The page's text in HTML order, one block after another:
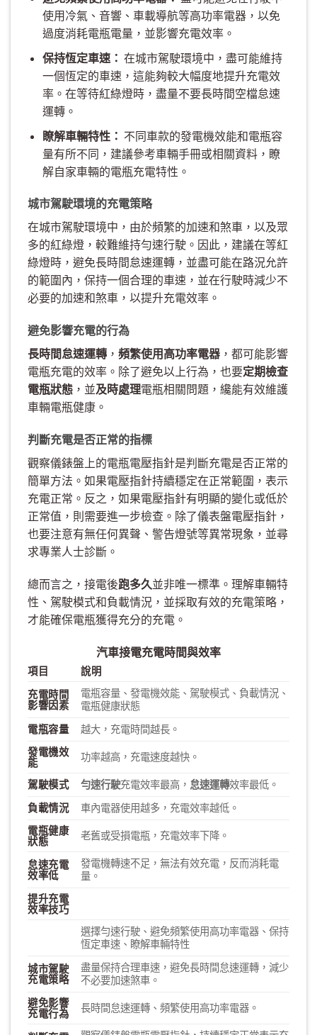
使用冷氣、音響、車載導航等高功率電器，以免
過度消耗電瓶電量，並影響充電效率。
保持恆定車速： 在城市駕駛環境中，盡可能維持
一個恆定的車速，這能夠較大幅度地提升充電效
率。在等待紅綠燈時，盡量不要長時間空檔怠速
運轉。
瞭解車輛特性： 不同車款的發電機效能和電瓶容
量有所不同，建議參考車輛手冊或相關資料，瞭
解自家車輛的電瓶充電特性。
城市駕駛環境的充電策略
在城市駕駛環境中，由於頻繁的加速和煞車，以及眾
多的紅綠燈，較難維持勻速行駛。因此，建議在等紅
綠燈時，避免長時間怠速運轉，並盡可能在路況允許
的範圍內，保持一個合理的車速，並在行駛時減少不
必要的加速和煞車，以提升充電效率。
避免影響充電的行為
長時間怠速運轉 ， 頻繁使用高功率電器 ，都可能影響
電瓶充電的效率。除了避免以上行為，也要定期檢查
電瓶狀態 ，並及時處理電瓶相關問題，纔能有效維護
車輛電瓶健康。
判斷充電是否正常的指標
觀察儀錶盤上的電瓶電壓指針是判斷充電是否正常的
簡單方法。如果電壓指針持續穩定在正常範圍，表示
充電正常。反之，如果電壓指針有明顯的變化或低於
正常值，則需要進一步檢查。除了儀表盤電壓指針，
也要注意有無任何異聲、警告燈號等異常現象，並尋
求專業人士診斷。
總而言之，接電後跑多久 並非唯一標準。理解車輛特
性、駕駛模式和負載情況，並採取有效的充電策略，
才能確保電瓶獲得充分的充電。
汽車接電充電時間與效率
項目
說明
充電時間
影響因素
電瓶容量、發電機效能、駕駛模式、負載情況、
電瓶健康狀態
電瓶容量
越大，充電時間越長。
發電機效
能
功率越高，充電速度越快。
駕駛模式 勻速行駛充電效率最高， 怠速運轉效率最低。
負載情況
車內電器使用越多，充電效率越低。
電瓶健康
狀態
老舊或受損電瓶，充電效率下降。
怠速充電
效率低
發電機轉速不足，無法有效充電，反而消耗電
量。
提升充電
效率技巧
選擇勻速行駛、避免頻繁使用高功率電器、保持
恆定車速、瞭解車輛特性
城市駕駛
充電策略
盡量保持合理車速，避免長時間怠速運轉，減少
不必要加速煞車。
避免影響
充電行為
長時間怠速運轉、頻繁使用高功率電器。